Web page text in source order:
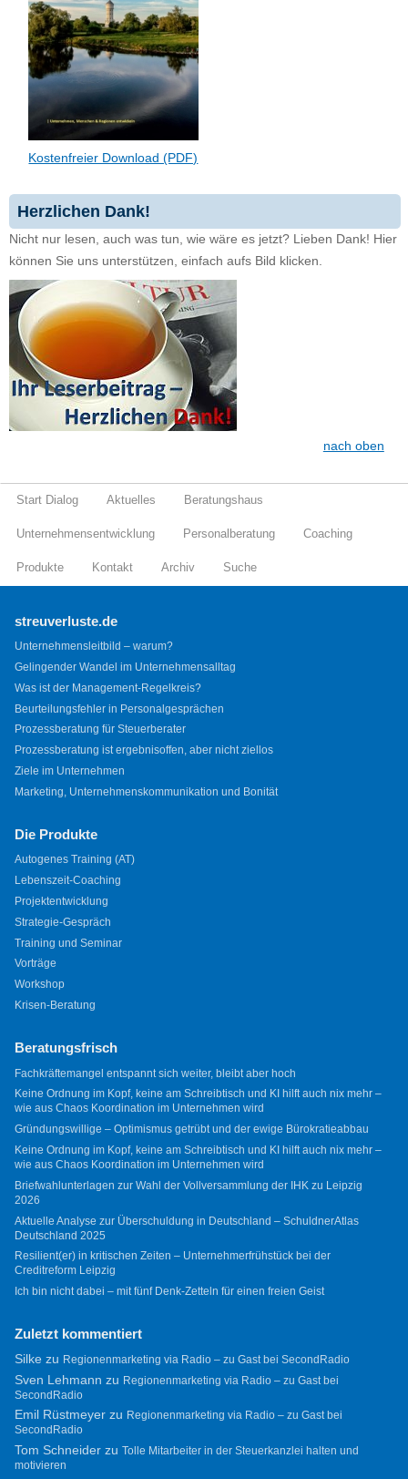
Kostenfreier Download (PDF)
Herzlichen Dank!
Nicht nur lesen, auch was tun, wie wäre es jetzt? Lieben Dank! Hier
können Sie uns unterstützen, einfach aufs Bild klicken.
nach oben
Start Dialog Aktuelles Beratungshaus
Unternehmensentwicklung Personalberatung Coaching
Produkte Kontakt Archiv Suche
streuverluste.de
Unternehmensleitbild – warum?
Gelingender Wandel im Unternehmensalltag
Was ist der Management-Regelkreis?
Beurteilungsfehler in Personalgesprächen
Prozessberatung für Steuerberater
Prozessberatung ist ergebnisoffen, aber nicht ziellos
Ziele im Unternehmen
Marketing, Unternehmenskommunikation und Bonität
Die Produkte
Autogenes Training (AT)
Lebenszeit-Coaching
Projektentwicklung
Strategie-Gespräch
Training und Seminar
Vorträge
Workshop
Krisen-Beratung
Beratungsfrisch
Fachkräftemangel entspannt sich weiter, bleibt aber hoch
Keine Ordnung im Kopf, keine am Schreibtisch und KI hilft auch nix mehr –
wie aus Chaos Koordination im Unternehmen wird
Gründungswillige – Optimismus getrübt und der ewige Bürokratieabbau
Keine Ordnung im Kopf, keine am Schreibtisch und KI hilft auch nix mehr –
wie aus Chaos Koordination im Unternehmen wird
Briefwahlunterlagen zur Wahl der Vollversammlung der IHK zu Leipzig
2026
Aktuelle Analyse zur Überschuldung in Deutschland – SchuldnerAtlas
Deutschland 2025
Resilient(er) in kritischen Zeiten – Unternehmerfrühstück bei der
Creditreform Leipzig
Ich bin nicht dabei – mit fünf Denk-Zetteln für einen freien Geist
Zuletzt kommentiert
Silkezu Regionenmarketing via Radio – zu Gast bei SecondRadio
Sven Lehmann zu Regionenmarketing via Radio – zu Gast bei
SecondRadio
Emil Rüstmeyerzu Regionenmarketing via Radio – zu Gast bei
SecondRadio
Tom Schneiderzu Tolle Mitarbeiter in der Steuerkanzlei halten und
motivieren